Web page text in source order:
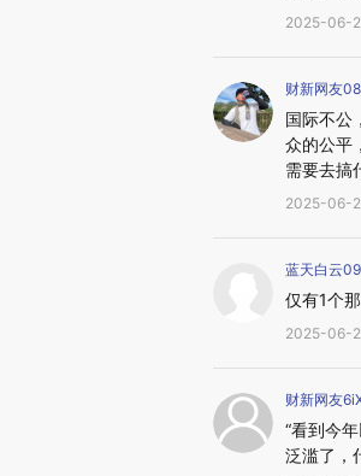
2025-06-
财新网友
国际不公
众的公平
需要去搞
2025-06-
蓝天白云
仅有1个
2025-06-
财新网友
“看到今
泛滥了，